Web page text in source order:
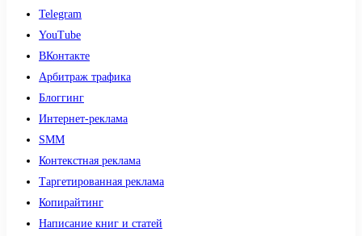
Telegram
YouTube
ВКонтакте
Арбитраж трафика
Блоггинг
Интернет-реклама
SMM
Контекстная реклама
Таргетированная реклама
Копирайтинг
Написание книг и статей